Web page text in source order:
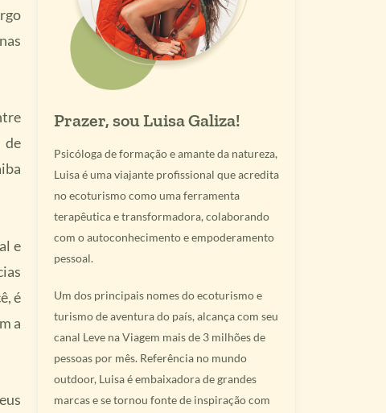
de
e
é
a
Prazer, sou Luisa Galiza!
Psicóloga de formação e amante da natureza,
Luisa é uma viajante profissional que acredita
no ecoturismo como uma ferramenta
terapêutica e transformadora, colaborando
com o autoconhecimento e empoderamento
pessoal.
Um dos principais nomes do ecoturismo e
turismo de aventura do país, alcança com seu
canal Leve na Viagem mais de 3 milhões de
pessoas por mês. Referência no mundo
outdoor, Luisa é embaixadora de grandes
marcas e se tornou fonte de inspiração com